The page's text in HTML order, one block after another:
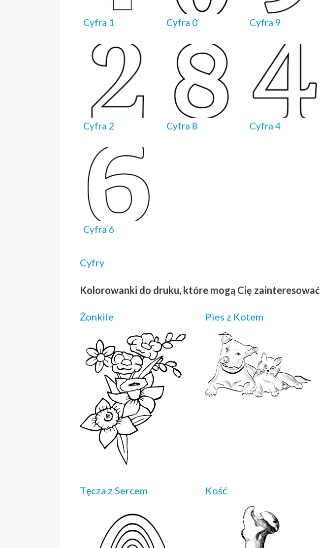
Cyfra 1 Cyfra 0 Cyfra 9
Cyfra 2 Cyfra 8 Cyfra 4
Cyfra 6
Cyfry
Kolorowanki do druku, które mogą Cię zainteresować
Żonkile Pies z Kotem
Tęcza z Sercem Kość